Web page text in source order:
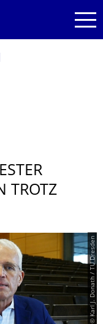
TROTZ
© Karl J. Donath / TU Dresden